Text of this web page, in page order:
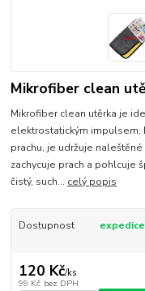
Mikrofiber clean
Mikrofiber clean utěrka je
elektrostatickým
prachu, je udržuje
zachycuje prach a pohlcuje
čistý, such... celý popis
Dostupnost
120 Kč/ks
99 Kč bez DPH